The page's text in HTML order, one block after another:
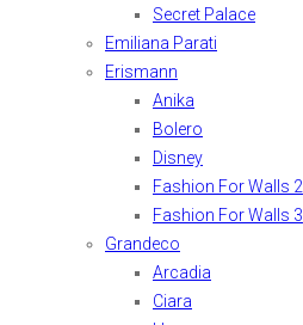
Secret Palace
Emiliana Parati
Erismann
Anika
Bolero
Disney
Fashion For Walls 2
Fashion For Walls 3
Grandeco
Arcadia
Ciara